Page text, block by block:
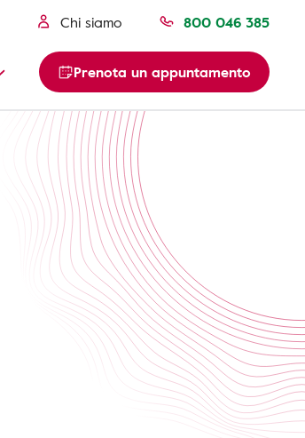
Chi siamo 800 046 385
Prenota un appuntamento